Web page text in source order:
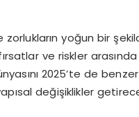
yoğun bir
ve riskler
2025’te de
değişiklikler